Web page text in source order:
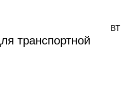
транспортной
ВТ